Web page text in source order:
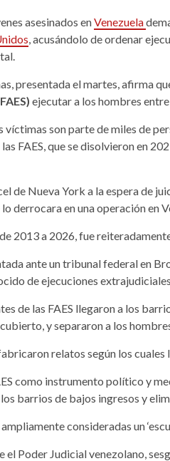
asesinados enVenezuela
, acusándolo de ordenar
presentada el martes, afirma
ejecutar a los hombres
víctimas son parte de miles de
FAES, que se disolvieron en
de Nueva York a la espera de
derrocara en una operación en
2013 a 2026, fue
ante un tribunal federal en
de ejecuciones
de las FAES llegaron a los
y separaron a los
relatos según los
como instrumento político y
barrios de bajos ingresos y
consideradas un
el Poder Judicial venezolano,